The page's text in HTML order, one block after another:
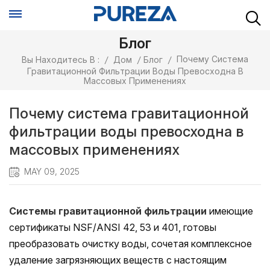
Блог
Вы Находитесь В : / Дом / Блог / Почему Система
Гравитационной Фильтрации Воды Превосходна В
Массовых Применениях
Почему система гравитационной
фильтрации воды превосходна в
массовых применениях
MAY 09, 2025
Системы гравитационной фильтрации имеющие
сертификаты NSF/ANSI 42, 53 и 401, готовы
преобразовать очистку воды, сочетая комплексное
удаление загрязняющих веществ с настоящим